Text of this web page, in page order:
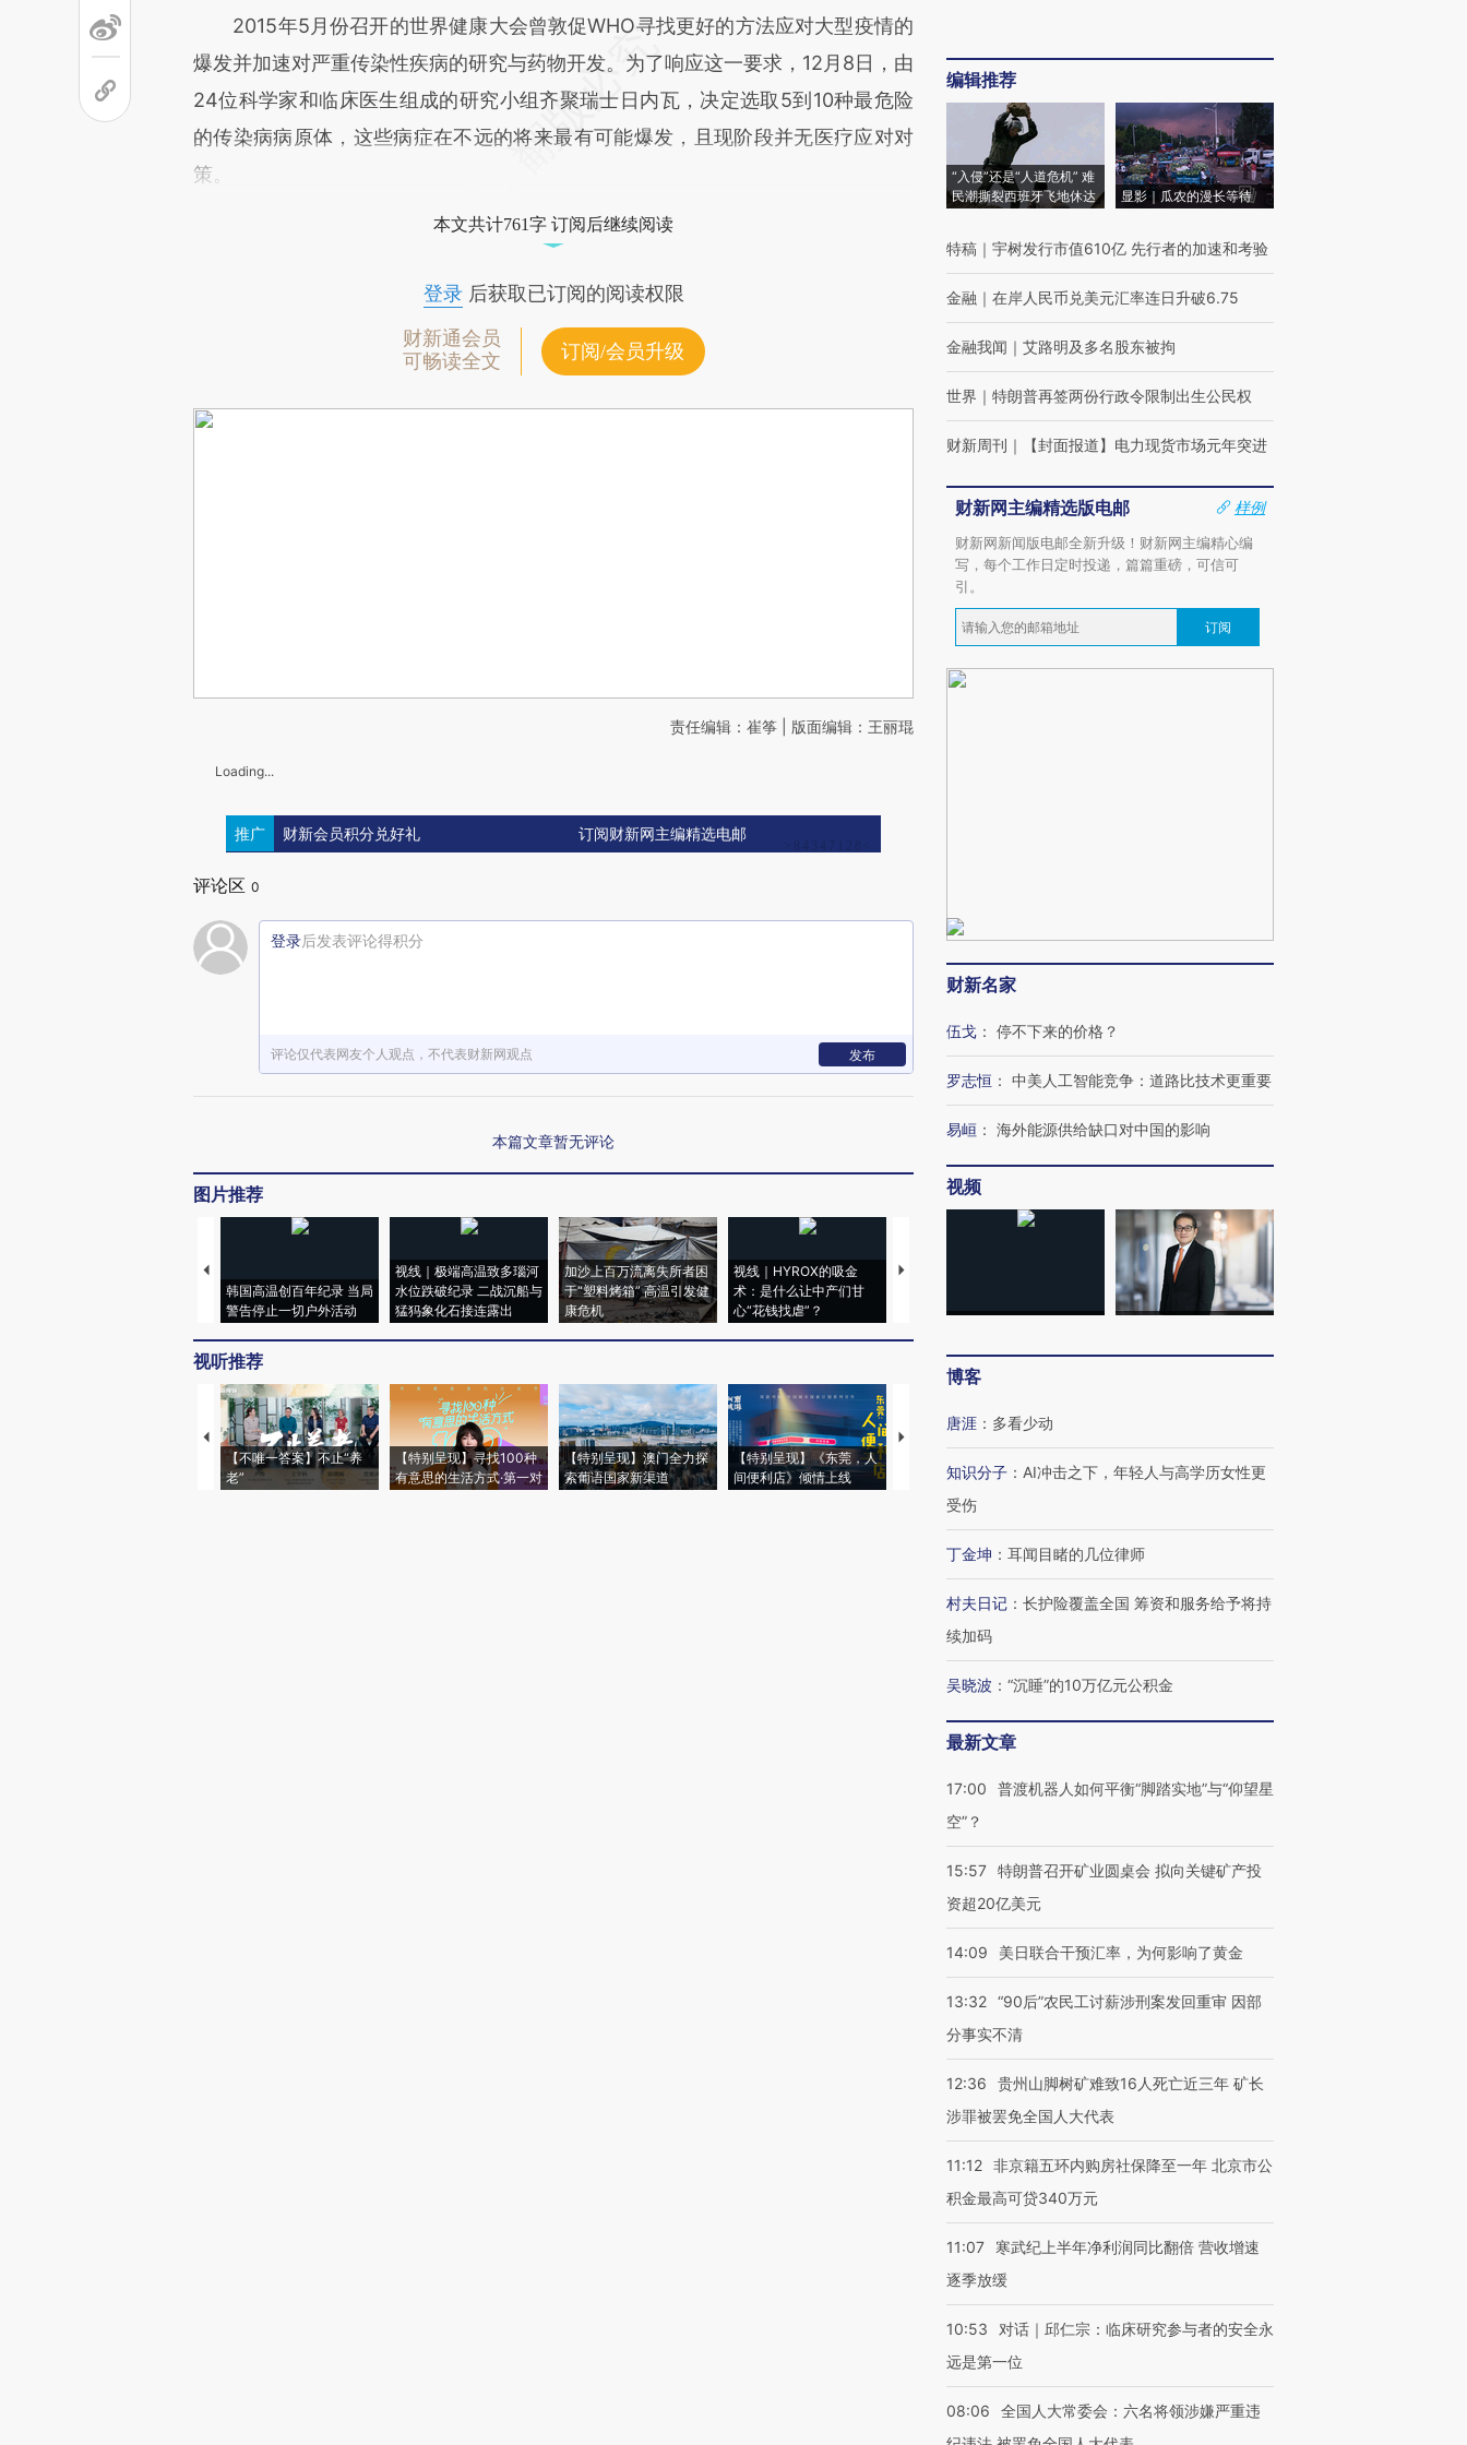
2015年5月份召开的世界健康大会曾敦促WHO寻找更好的方法应对大型疫情的
爆发并加速对严重传染性疾病的研究与药物开发。为了响应这一要求，12月8日，由
24位科学家和临床医生组成的研究小组齐聚瑞士日内瓦，决定选取5到10种最危险
的传染病病原体，这些病症在不远的将来最有可能爆发，且现阶段并无医疗应对对
策。
本文共计761字 订阅后继续阅读
登录后获取已订阅的阅读权限
财新通会员
可畅读全文
订阅/会员升级
责任编辑：崔筝 | 版面编辑：王丽琨
Loading...
推广 财新会员积分兑好礼 订阅财新网主编精选电邮
评论区 0
登录后发表评论得积分
评论仅代表网友个人观点，不代表财新网观点 发布
本篇文章暂无评论
图片推荐
韩国高温创百年纪录 当局
警告停止一切户外活动
视线｜极端高温致多瑙河
水位跌破纪录 二战沉船与
猛犸象化石接连露出
加沙上百万流离失所者困
于“塑料烤箱” 高温引发健
康危机
视线｜HYROX的吸金
术：是什么让中产们甘
心“花钱找虐”？
马航飞行员跨国走私7万
视线｜被称为“蟑螂”的印
度Z世代 用街头抗争将教
育部长拱下台
视线｜“入侵”还是“人道危
机”？难民潮撕裂西班牙
飞地休达
视听推荐
【不唯一答案】不止“养
老”
【特别呈现】寻找100种
有意思的生活方式·第一对
【特别呈现】澳门全力探
索葡语国家新渠道
【特别呈现】《东莞，人
间便利店》倾情上线
【推广】走进第四届链博
有意思的生活方式·第三对
住三大增长引擎是什么？
编辑推荐
“入侵”还是“人道危机” 难
民潮撕裂西班牙飞地休达
显影｜瓜农的漫长等待
特稿 ｜ 宇树发行市值610亿 先行者的加速和考验
金融 ｜ 在岸人民币兑美元汇率连日升破6.75
金融我闻 ｜ 艾路明及多名股东被拘
世界 ｜ 特朗普再签两份行政令限制出生公民权
财新周刊 ｜ 【封面报道】电力现货市场元年突进
财新网主编精选版电邮
样例
财新网新闻版电邮全新升级！财新网主编精心编
写，每个工作日定时投递，篇篇重磅，可信可
引。
订阅
财新名家
伍戈 ： 停不下来的价格？
罗志恒 ： 中美人工智能竞争：道路比技术更重要
易峘 ： 海外能源供给缺口对中国的影响
视频
博客
唐涯 ： 多看少动
知识分子 ： AI冲击之下，年轻人与高学历女性更
受伤
丁金坤 ： 耳闻目睹的几位律师
村夫日记 ： 长护险覆盖全国 筹资和服务给予将持
续加码
吴晓波 ： “沉睡”的10万亿元公积金
最新文章
17:00
普渡机器人如何平衡“脚踏实地”与“仰望星
空”？
15:57 特朗普召开矿业圆桌会 拟向关键矿产投
资超20亿美元
14:09 美日联合干预汇率，为何影响了黄金
13:32 “90后”农民工讨薪涉刑案发回重审 因部
分事实不清
12:36
贵州山脚树矿难致16人死亡近三年 矿长
涉罪被罢免全国人大代表
11:12 非京籍五环内购房社保降至一年 北京市公
积金最高可贷340万元
11:07
寒武纪上半年净利润同比翻倍 营收增速
逐季放缓
10:53
对话｜邱仁宗：临床研究参与者的安全永
远是第一位
08:06
全国人大常委会：六名将领涉嫌严重违